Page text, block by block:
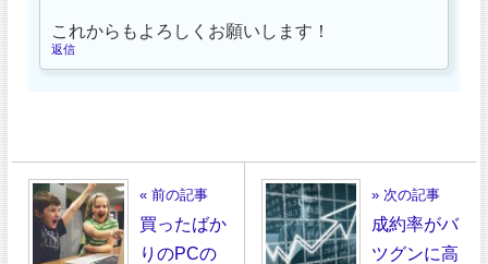
これからもよろしくお願いします！
返信
« 前の記事
買ったばか
りのPCの
» 次の記事
成約率がバ
ツグンに高